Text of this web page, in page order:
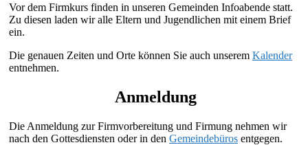
Vor dem Firmkurs finden in unseren Gemeinden Infoabende statt.
Zu diesen laden wir alle Eltern und Jugendlichen mit einem Brief
ein.
Die genauen Zeiten und Orte können Sie auch unserem Kalender
entnehmen.
Anmeldung
Die Anmeldung zur Firmvorbereitung und Firmung nehmen wir
nach den Gottesdiensten oder in den Gemeindebüros entgegen.